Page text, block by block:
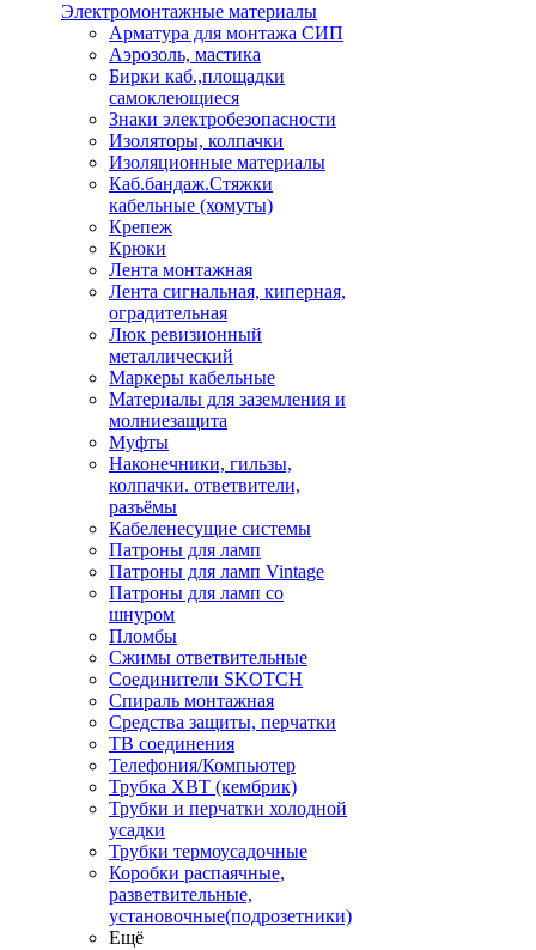
Электромонтажные материалы
Арматура для монтажа СИП
Аэрозоль, мастика
Бирки каб.,площадки
самоклеющиеся
Знаки электробезопасности
Изоляторы, колпачки
Изоляционные материалы
Каб.бандаж.Стяжки
кабельные (хомуты)
Крепеж
Крюки
Лента монтажная
Лента сигнальная, киперная,
оградительная
Люк ревизионный
металлический
Маркеры кабельные
Материалы для заземления и
молниезащита
Муфты
Наконечники, гильзы,
колпачки. ответвители,
разъёмы
Кабеленесущие системы
Патроны для ламп
Патроны для ламп Vintage
Патроны для ламп со
шнуром
Пломбы
Сжимы ответвительные
Соединители SKOTCH
Спираль монтажная
Средства защиты, перчатки
ТВ соединения
Телефония/Компьютер
Трубка ХВТ (кембрик)
Трубки и перчатки холодной
усадки
Трубки термоусадочные
Коробки распаячные,
разветвительные,
установочные(подрозетники)
Ещё